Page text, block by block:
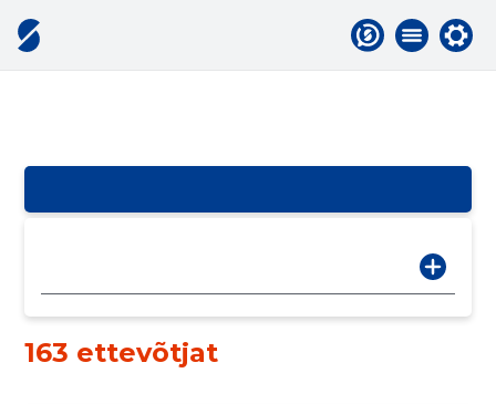
163 ettevõtjat